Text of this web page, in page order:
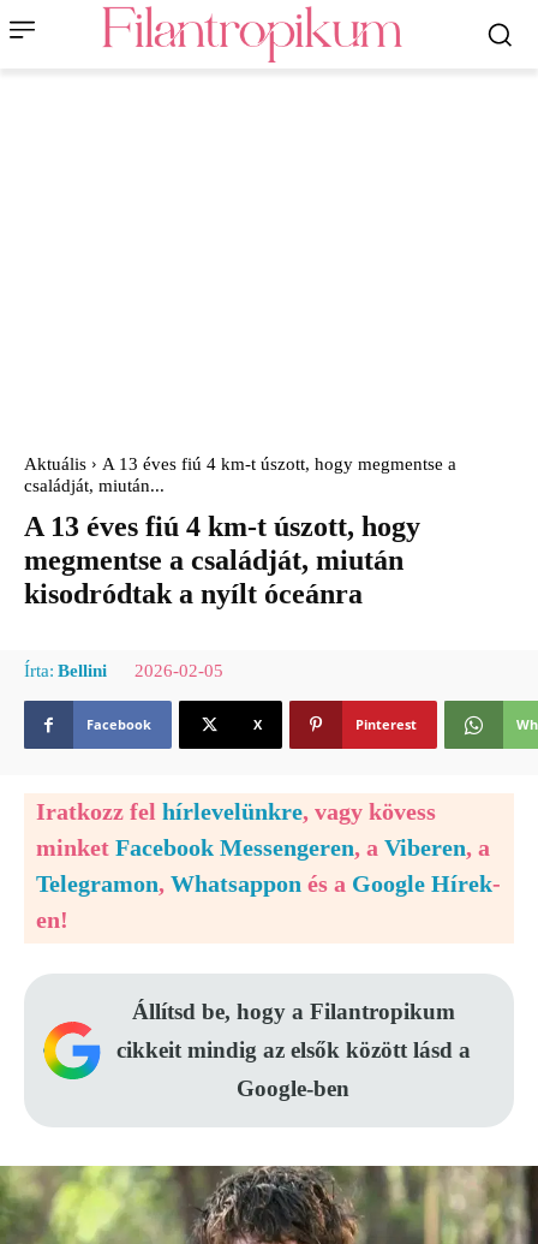
Aktuális
A 13 éves fiú 4 km-t úszott, hogy megmentse a
családját, miután...
A 13 éves fiú 4 km-t úszott, hogy
megmentse a családját, miután
kisodródtak a nyílt óceánra
Írta: Bellini 2026-02-05
Facebook X Pinterest
Iratkozz fel hírlevelünkre, vagy kövess
minket Facebook Messengeren, a Viberen, a
Telegramon, Whatsappon és a Google Hírek-
en!
Állítsd be, hogy a Filantropikum
cikkeit mindig az elsők között lásd a
Google-ben